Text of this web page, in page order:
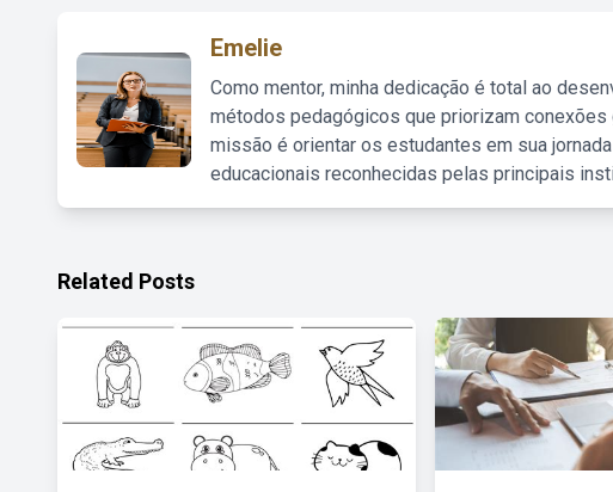
Emelie
Como mentor, minha dedicação é total ao
métodos pedagógicos que priorizam
missão é orientar os estudantes em sua
educacionais reconhecidas pelas principais
Related Posts